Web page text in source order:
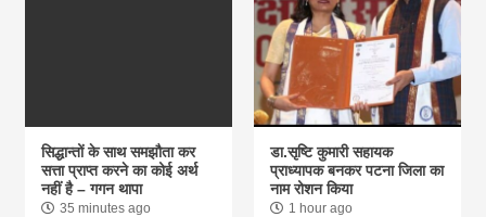
सिद्धान्तों के साथ समझौता कर
सत्ता प्राप्त करने का कोई अर्थ
नहीं है – गगन थापा
35 minutes ago
डा.सृष्टि कुमारी सहायक
प्राध्यापक बनकर पटना जिला का
नाम रोशन किया
1 hour ago